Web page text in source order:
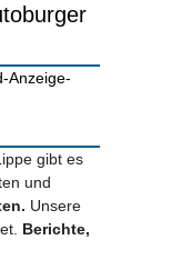
-Anzeige-
gibt es
und
Unsere
Berichte,